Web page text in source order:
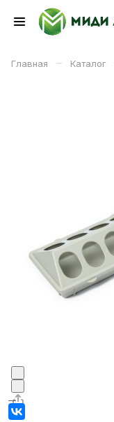
Главная – Каталог